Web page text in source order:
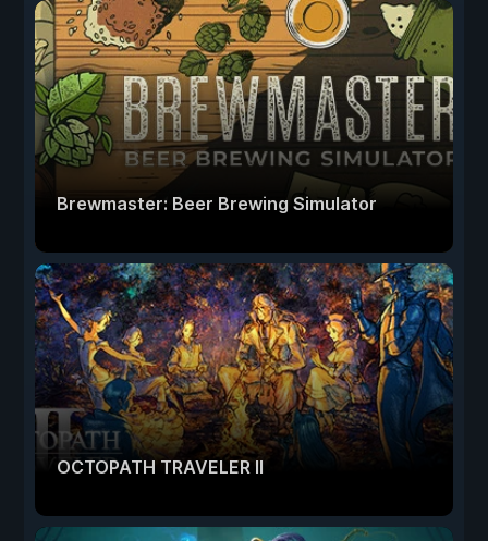
Brewmaster: Beer Brewing Simulator
OCTOPATH TRAVELER II